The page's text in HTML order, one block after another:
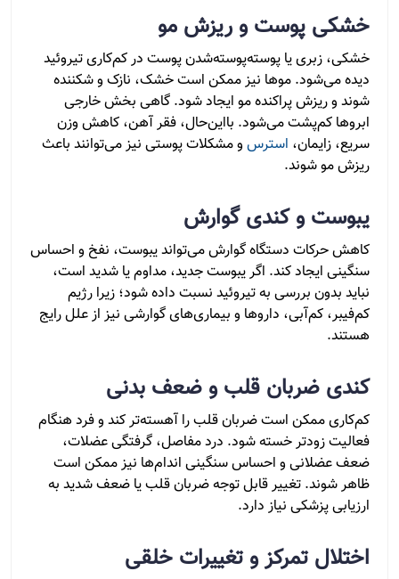
خشکی پوست و ریزش مو
خشکی، زبری یا پوسته‌پوسته‌شدن پوست در کم‌کاری تیروئید
دیده می‌شود. موها نیز ممکن است خشک، نازک و شکننده
شوند و ریزش پراکنده مو ایجاد شود. گاهی بخش خارجی
ابروها کم‌پشت می‌شود. بااین‌حال، فقر آهن، کاهش وزن
سریع، زایمان، استرس و مشکلات پوستی نیز می‌توانند باعث
ریزش مو شوند.
یبوست و کندی گوارش
کاهش حرکات دستگاه گوارش می‌تواند یبوست، نفخ و احساس
سنگینی ایجاد کند. اگر یبوست جدید، مداوم یا شدید است،
نباید بدون بررسی به تیروئید نسبت داده شود؛ زیرا رژیم
کم‌فیبر، کم‌آبی، داروها و بیماری‌های گوارشی نیز از علل رایج
هستند.
کندی ضربان قلب و ضعف بدنی
کم‌کاری ممکن است ضربان قلب را آهسته‌تر کند و فرد هنگام
فعالیت زودتر خسته شود. درد مفاصل، گرفتگی عضلات،
ضعف عضلانی و احساس سنگینی اندام‌ها نیز ممکن است
ظاهر شوند. تغییر قابل توجه ضربان قلب یا ضعف شدید به
ارزیابی پزشکی نیاز دارد.
اختلال تمرکز و تغییرات خلقی